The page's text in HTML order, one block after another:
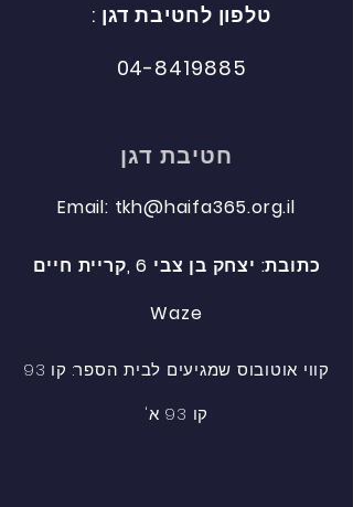
טלפון לחטיבת דגן :
04-8419885​
חטיבת דגן
Email: tkh@haifa365.org.il​
כתובת: יצחק בן צבי 6 ,קריית חיים
Waze​
קווי אוטובוס שמגיעים לבית הספר: קו 93
קו 93 א'​